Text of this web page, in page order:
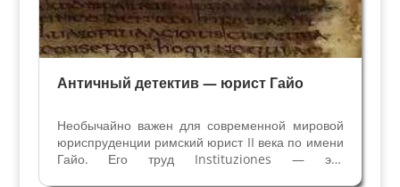
Античный детектив — юрист Гайо
Необычайно важен для современной мировой
юриспруденции римский юрист II века по имени
Гайо. Его труд Instituziones — это